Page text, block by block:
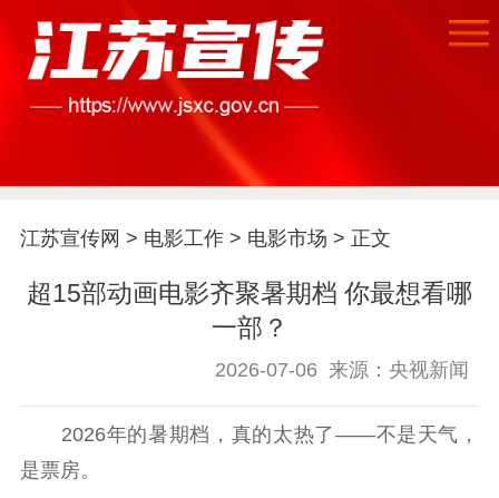
首页
江苏要闻
江苏宣传网 > 电影工作> 电影市场 > 正文
超15部动画电影齐聚暑期档 你最想看哪
一部？
2026-07-06 来源：央视新闻
2026年的暑期档，真的太热了——不是天气，
是票房。